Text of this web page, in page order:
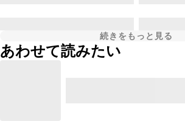
続きをもっと見る
あわせて読みたい